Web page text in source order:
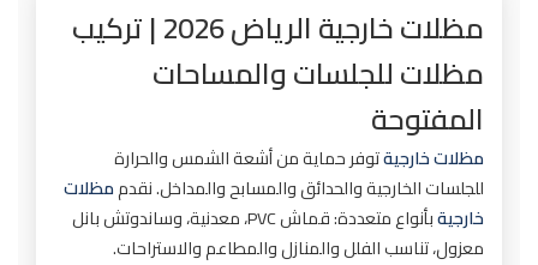
مظلات خارجية الرياض 2026 | تركيب
مظلات للجلسات والمساحات
المفتوحة
مظلات خارجيةتوفر حماية من أشعة الشمس والحرارة
للجلسات الخارجية والحدائق والمسابح والمداخل. نقدممظلات
خارجية
بأنواع متعددة: قماش PVC، معدنية، وساندوتش بانل
معزول، تناسب الفلل والمنازل والمطاعم والاستراحات.